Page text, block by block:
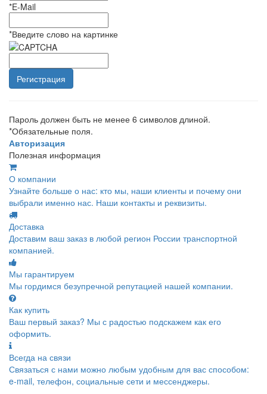
*E-Mail
*Введите слово на картинке
Пароль должен быть не менее 6 символов длиной.
*Обязательные поля.
Авторизация
Полезная информация
О компании
Узнайте больше о нас: кто мы, наши клиенты и почему они
выбрали именно нас. Наши контакты и реквизиты.
Доставка
Доставим ваш заказ в любой регион России транспортной
компанией.
Мы гарантируем
Мы гордимся безупречной репутацией нашей компании.
Как купить
Ваш первый заказ? Мы с радостью подскажем как его
оформить.
Всегда на связи
Связаться с нами можно любым удобным для вас способом:
e-mail, телефон, социальные сети и мессенджеры.